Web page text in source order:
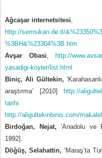
Ağcaşar internetsitesi,
http://semsikan.de.tl/
%3BH&%23304%3B.htm
Avşar Obasi,
http://
yasadigi-koyler/list.html
Biniç, Ali Gültekin,
araştırma’
[2010]
http://
tarihi
http://aligultekinbinis.com/
Birdoğan,
Nejat, ‘Anadolu ve
1992].
Döğüş, Selahattin, ‘Maraş’ta